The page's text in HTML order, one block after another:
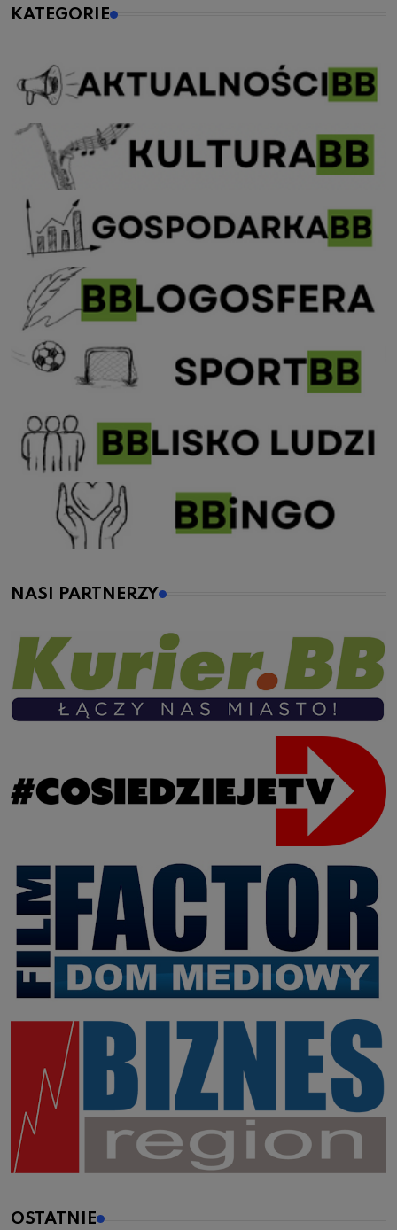
KATEGORIE
NASI PARTNERZY
OSTATNIE